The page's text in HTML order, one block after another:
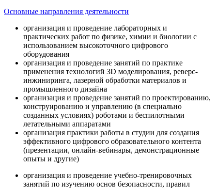
Основные направления деятельности
организация и проведение лабораторных и
практических работ по физике, химии и биологии с
использованием высокоточного цифрового
оборудования
организация и проведение занятий по практике
применения технологий 3D моделирования, реверс-
инжиниринга, лазерной обработки материалов и
промышленного дизайна
организация и проведение занятий по проектированию,
конструированию и управлению (в специально
созданных условиях) роботами и беспилотными
летательными аппаратами
организация практики работы в студии для создания
эффективного цифрового образовательного контента
(презентации, онлайн-вебинары, демонстрационные
опыты и другие)
организация и проведение учебно-тренировочных
занятий по изучению основ безопасности, правил